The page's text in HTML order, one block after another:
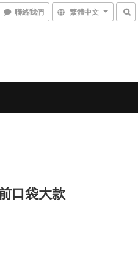
聯絡我們 繁體中文
口袋大款